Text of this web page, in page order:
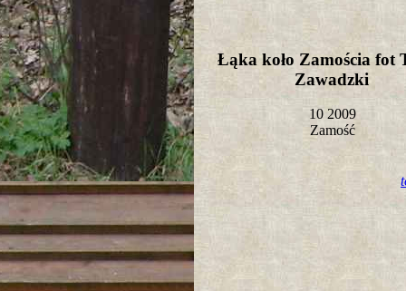
Łąka koło Zamościa fot
Zawadzki
10 2009
Zamość